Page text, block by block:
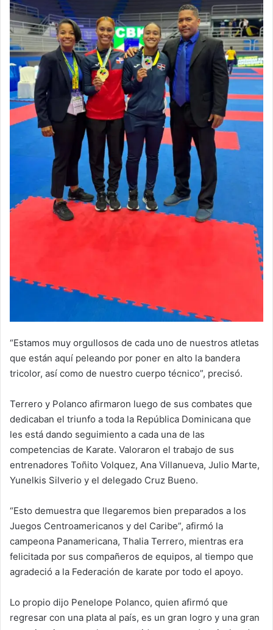
“Estamos muy orgullosos de cada uno de nuestros atletas
que están aquí peleando por poner en alto la bandera
tricolor, así como de nuestro cuerpo técnico”, precisó.
Terrero y Polanco afirmaron luego de sus combates que
dedicaban el triunfo a toda la República Dominicana que
les está dando seguimiento a cada una de las
competencias de Karate. Valoraron el trabajo de sus
entrenadores Toñito Volquez, Ana Villanueva, Julio Marte,
Yunelkis Silverio y el delegado Cruz Bueno.
“Esto demuestra que llegaremos bien preparados a los
Juegos Centroamericanos y del Caribe”, afirmó la
campeona Panamericana, Thalia Terrero, mientras era
felicitada por sus compañeros de equipos, al tiempo que
agradeció a la Federación de karate por todo el apoyo.
Lo propio dijo Penelope Polanco, quien afirmó que
regresar con una plata al país, es un gran logro y una gran